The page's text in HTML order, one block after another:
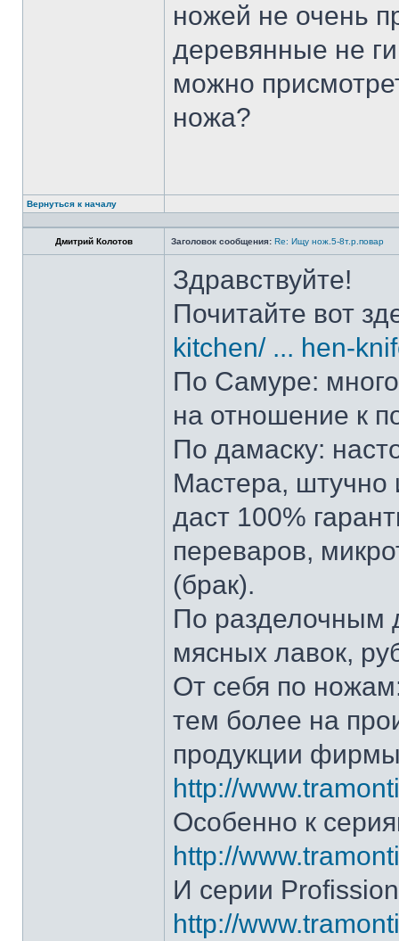
ножей не очень
деревянные не
можно
ножа?
Вернуться к началу
Дмитрий Колотов Заголовок сообщения: Re: Ищу нож.5-8т.р.повар
Здравствуйте!
Почитайте вот
kitchen/ ... hen-
По Самуре: много
на отношение к
По дамаску:
Мастера, штучно
даст 100%
переваров,
(брак).
По разделочным
мясных лавок,
От себя по
тем более на
продукции
http://
Особенно к
http://
И серии
http://